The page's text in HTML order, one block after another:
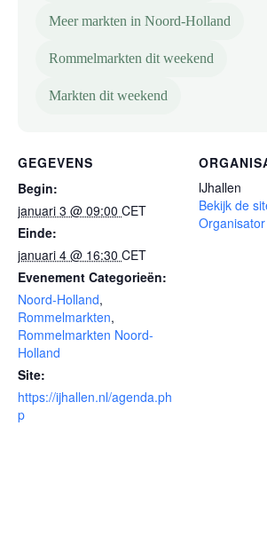
Meer markten in Noord-Holland
Rommelmarkten dit weekend
Markten dit weekend
GEGEVENS
Begin:
januari 3 @ 09:00 CET
Einde:
januari 4 @ 16:30 CET
Evenement Categorieën:
Noord-Holland,
Rommelmarkten,
Rommelmarkten Noord-
Holland
Site:
https://ijhallen.nl/agenda.ph
p
IJhallen
Bekijk de
Organisator